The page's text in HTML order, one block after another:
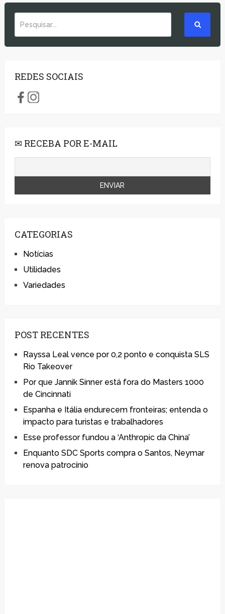
REDES SOCIAIS
✉ RECEBA POR E-MAIL
CATEGORIAS
Notícias
Utilidades
Variedades
POST RECENTES
Rayssa Leal vence por 0,2 ponto e conquista SLS
Rio Takeover
Por que Jannik Sinner está fora do Masters 1000
de Cincinnati
Espanha e Itália endurecem fronteiras; entenda o
impacto para turistas e trabalhadores
Esse professor fundou a ‘Anthropic da China’
Enquanto SDC Sports compra o Santos, Neymar
renova patrocínio